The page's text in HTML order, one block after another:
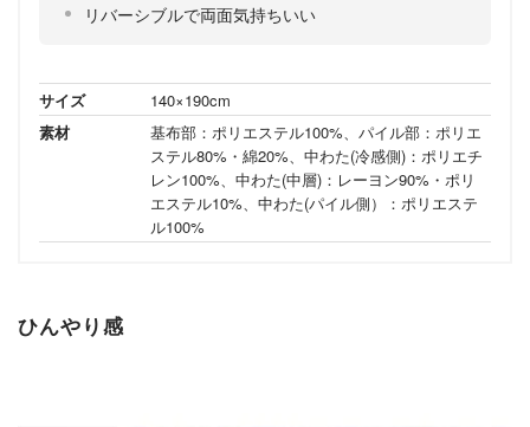
リバーシブルで両面気持ちいい
サイズ
140×190cm
素材
基布部：ポリエステル100%、パイル部：ポリエ
ステル80%・綿20%、中わた(冷感側)：ポリエチ
レン100%、中わた(中層)：レーヨン90%・ポリ
エステル10%、中わた(パイル側）：ポリエステ
ル100%
ひんやり感